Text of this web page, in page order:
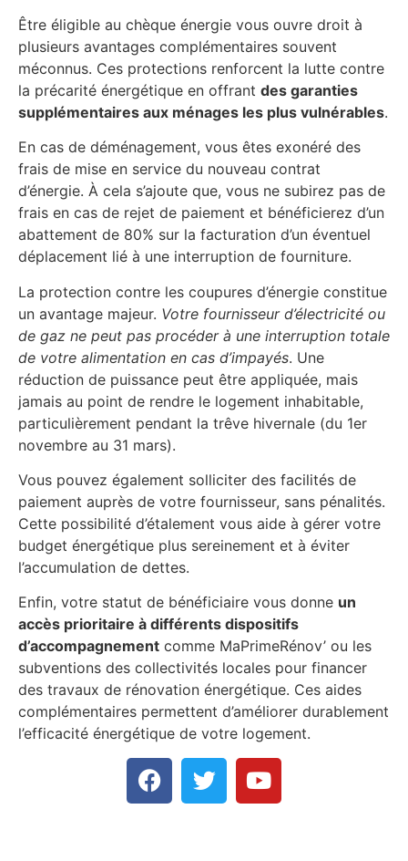
Être éligible au chèque énergie vous ouvre droit à
plusieurs avantages complémentaires souvent
méconnus. Ces protections renforcent la lutte contre
la précarité énergétique en offrant des garanties
supplémentaires aux ménages les plus vulnérables.
En cas de déménagement, vous êtes exonéré des
frais de mise en service du nouveau contrat
d’énergie. À cela s’ajoute que, vous ne subirez pas de
frais en cas de rejet de paiement et bénéficierez d’un
abattement de 80% sur la facturation d’un éventuel
déplacement lié à une interruption de fourniture.
La protection contre les coupures d’énergie constitue
un avantage majeur. Votre fournisseur d’électricité ou
de gaz ne peut pas procéder à une interruption totale
de votre alimentation en cas d’impayés. Une
réduction de puissance peut être appliquée, mais
jamais au point de rendre le logement inhabitable,
particulièrement pendant la trêve hivernale (du 1er
novembre au 31 mars).
Vous pouvez également solliciter des facilités de
paiement auprès de votre fournisseur, sans pénalités.
Cette possibilité d’étalement vous aide à gérer votre
budget énergétique plus sereinement et à éviter
l’accumulation de dettes.
Enfin, votre statut de bénéficiaire vous donne un
accès prioritaire à différents dispositifs
d’accompagnement comme MaPrimeRénov’ ou les
subventions des collectivités locales pour financer
des travaux de rénovation énergétique. Ces aides
complémentaires permettent d’améliorer durablement
l’efficacité énergétique de votre logement.